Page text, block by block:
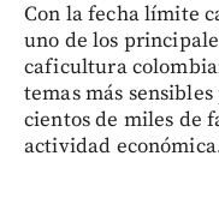
Con la fecha límite
uno de los
caficultura
temas más
cientos de miles de
actividad